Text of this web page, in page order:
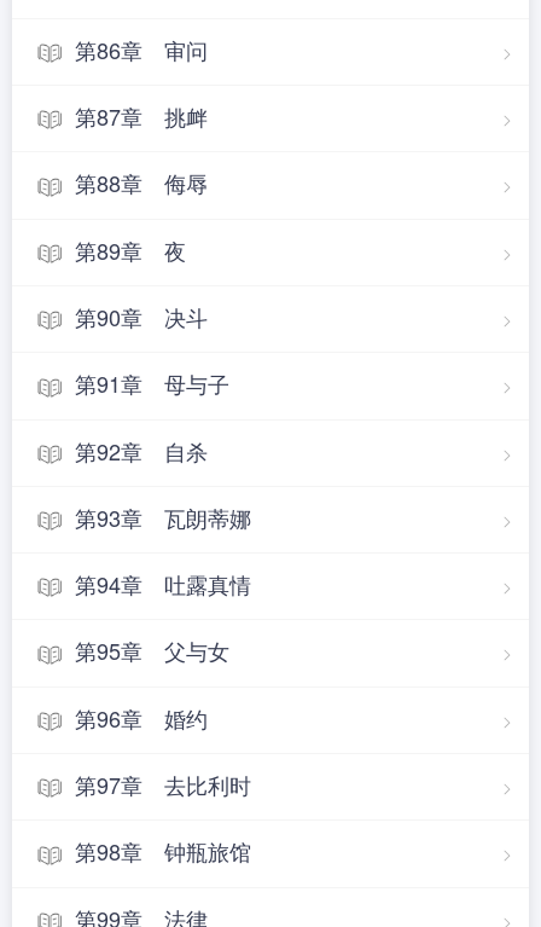
第86章 审问
第87章 挑衅
第88章 侮辱
第89章 夜
第90章 决斗
第91章 母与子
第92章 自杀
第93章 瓦朗蒂娜
第94章 吐露真情
第95章 父与女
第96章 婚约
第97章 去比利时
第98章 钟瓶旅馆
第99章 法律